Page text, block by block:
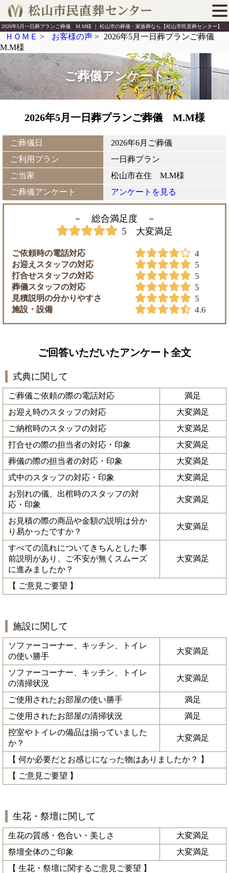
2026年5月一日葬プランご葬儀 M.M様 ｜ 松山市の葬儀・家族葬なら【松山市民直葬センター】
ＨＯＭＥ > お客様の声 > 2026年5月一日葬プランご葬儀
M.M様
ご葬儀アンケート
2026年5月一日葬プランご葬儀 M.M様
ご葬儀日
2026年6月ご葬儀
ご利用プラン
一日葬プラン
ご当家
松山市在住 M.M様
ご葬儀アンケート
アンケートを見る
－ 総合満足度 －
5 大変満足
ご依頼時の電話対応 4
お迎えスタッフの対応 5
打合せスタッフの対応 5
葬儀スタッフの対応 5
見積説明の分かりやすさ 5
施設・設備 4.6
ご回答いただいたアンケート全文
式典に関して
ご葬儀ご依頼の際の電話対応
満足
お迎え時のスタッフの対応
大変満足
ご納棺時のスタッフの対応
大変満足
打合せの際の担当者の対応・印象
大変満足
葬儀の際の担当者の対応・印象
大変満足
式中のスタッフの対応・印象
大変満足
お別れの儀、出棺時のスタッフの対
応・印象
大変満足
お見積の際の商品や金額の説明は分か
り易かったですか？
大変満足
すべての流れについてきちんとした事
前説明があり、ご不安が無くスムーズ
に進みましたか？
大変満足
【 ご意見ご要望 】
施設に関して
ソファーコーナー、キッチン、トイレ
の使い勝手
大変満足
ソファーコーナー、キッチン、トイレ
の清掃状況
大変満足
ご使用されたお部屋の使い勝手
満足
ご使用されたお部屋の清掃状況
満足
控室やトイレの備品は揃っていました
か？
大変満足
【 何か必要だとお感じになった物はありましたか？ 】
【 ご意見ご要望 】
生花・祭壇に関して
生花の質感・色合い・美しさ
大変満足
祭壇全体のご印象
大変満足
【 生花・祭壇に関するご意見ご要望 】